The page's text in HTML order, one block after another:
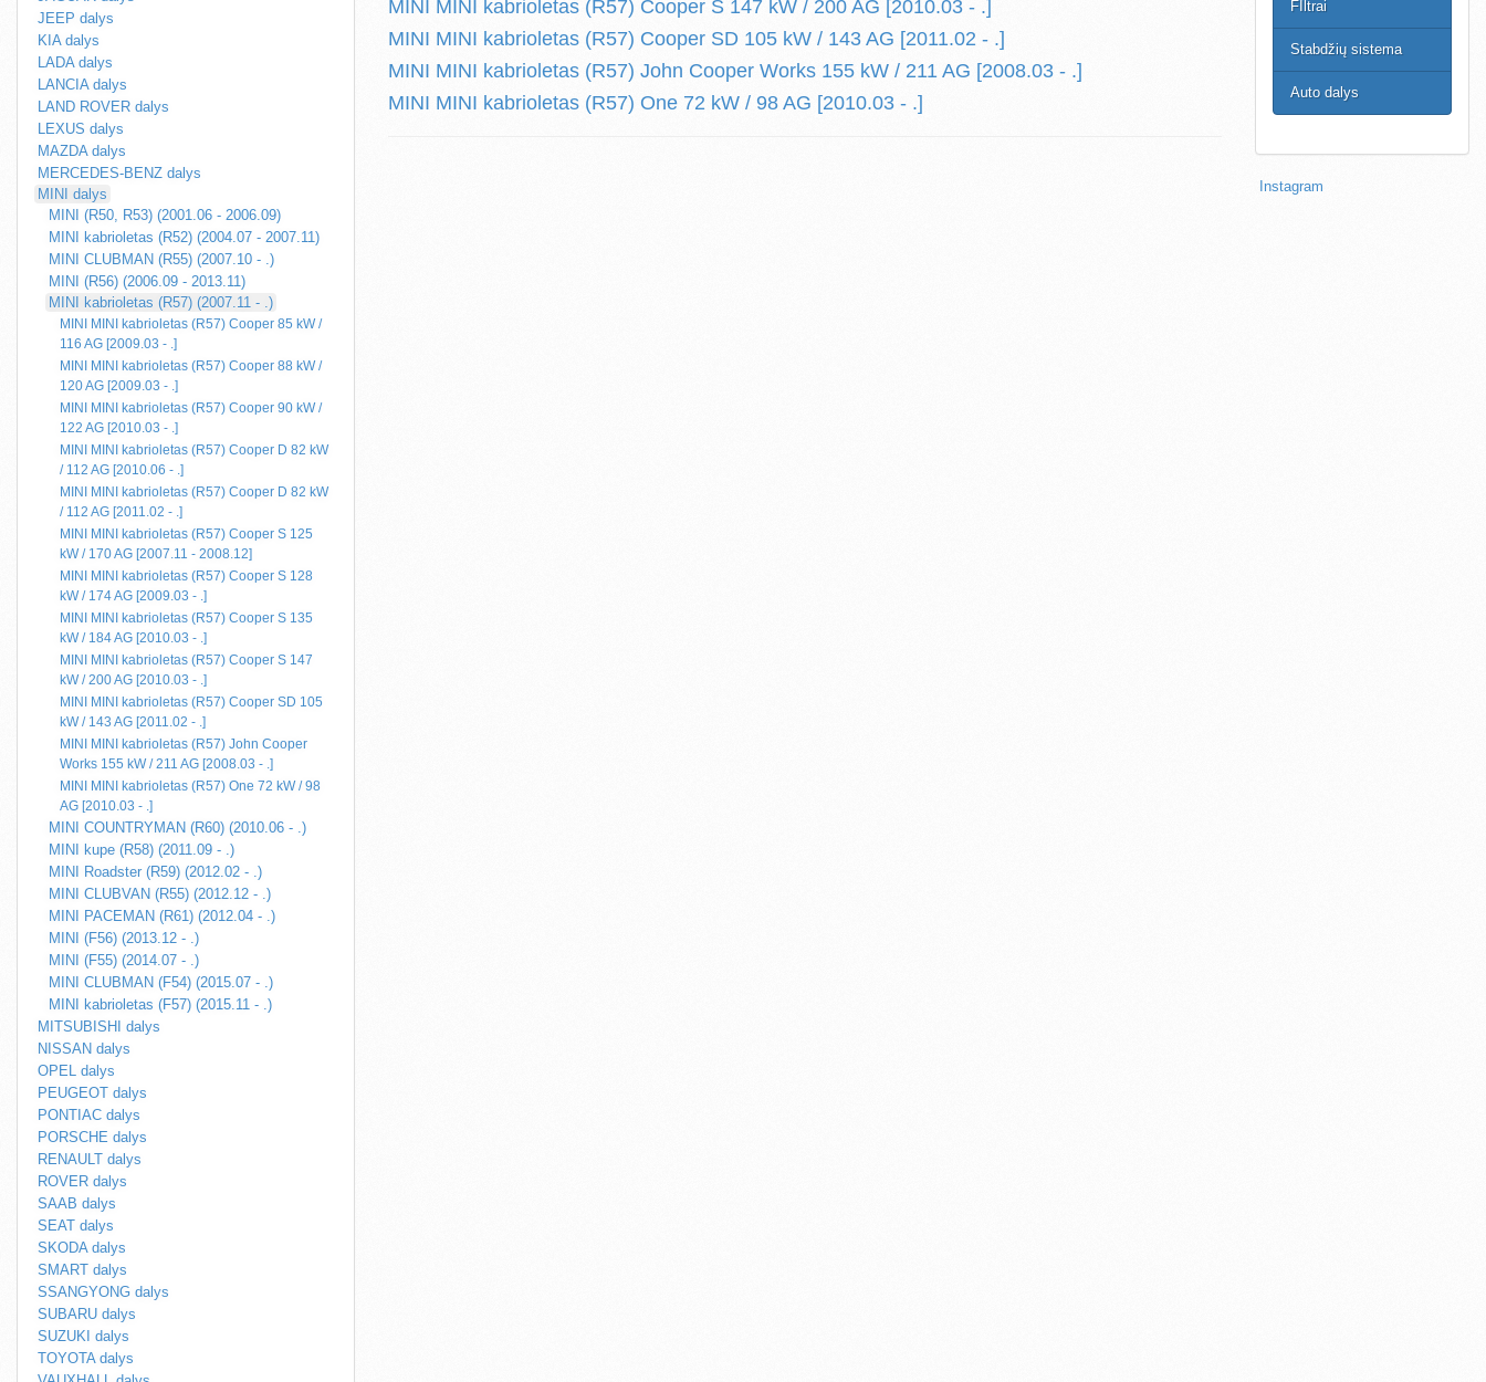
JEEP dalys
KIA dalys
LADA dalys
LANCIA dalys
LAND ROVER dalys
LEXUS dalys
MAZDA dalys
MERCEDES-BENZ dalys
MINI dalys
MINI (R50, R53) (2001.06 - 2006.09)
MINI kabrioletas (R52) (2004.07 - 2007.11)
MINI CLUBMAN (R55) (2007.10 - .)
MINI (R56) (2006.09 - 2013.11)
MINI kabrioletas (R57) (2007.11 - .)
MINI MINI kabrioletas (R57) Cooper 85 kW /
116 AG [2009.03 - .]
MINI MINI kabrioletas (R57) Cooper 88 kW /
120 AG [2009.03 - .]
MINI MINI kabrioletas (R57) Cooper 90 kW /
122 AG [2010.03 - .]
MINI MINI kabrioletas (R57) Cooper D 82 kW
/ 112 AG [2010.06 - .]
MINI MINI kabrioletas (R57) Cooper D 82 kW
/ 112 AG [2011.02 - .]
MINI MINI kabrioletas (R57) Cooper S 125
kW / 170 AG [2007.11 - 2008.12]
MINI MINI kabrioletas (R57) Cooper S 128
kW / 174 AG [2009.03 - .]
MINI MINI kabrioletas (R57) Cooper S 135
kW / 184 AG [2010.03 - .]
MINI MINI kabrioletas (R57) Cooper S 147
kW / 200 AG [2010.03 - .]
MINI MINI kabrioletas (R57) Cooper SD 105
kW / 143 AG [2011.02 - .]
MINI MINI kabrioletas (R57) John Cooper
Works 155 kW / 211 AG [2008.03 - .]
MINI MINI kabrioletas (R57) One 72 kW / 98
AG [2010.03 - .]
MINI COUNTRYMAN (R60) (2010.06 - .)
MINI kupe (R58) (2011.09 - .)
MINI Roadster (R59) (2012.02 - .)
MINI CLUBVAN (R55) (2012.12 - .)
MINI PACEMAN (R61) (2012.04 - .)
MINI (F56) (2013.12 - .)
MINI (F55) (2014.07 - .)
MINI CLUBMAN (F54) (2015.07 - .)
MINI kabrioletas (F57) (2015.11 - .)
MITSUBISHI dalys
NISSAN dalys
OPEL dalys
PEUGEOT dalys
PONTIAC dalys
PORSCHE dalys
RENAULT dalys
ROVER dalys
SAAB dalys
SEAT dalys
SKODA dalys
SMART dalys
SSANGYONG dalys
SUBARU dalys
SUZUKI dalys
TOYOTA dalys
MINI MINI kabrioletas (R57) Cooper S 147 kW / 200 AG [2010.03 - .]
MINI MINI kabrioletas (R57) Cooper SD 105 kW / 143 AG [2011.02 - .]
MINI MINI kabrioletas (R57) John Cooper Works 155 kW / 211 AG [2008.03 - .]
MINI MINI kabrioletas (R57) One 72 kW / 98 AG [2010.03 - .]
FIltrai
Stabdžių sistema
Auto dalys
Instagram